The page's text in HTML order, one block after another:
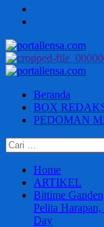
SIBER
Primary
Beranda
BOX
PEDOMAN
Cari
untuk:
Home
ARTIKEL
Bittime
Pelita
Day